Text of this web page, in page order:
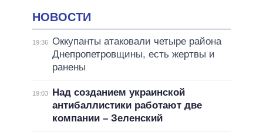
НОВОСТИ
19:36 Оккупанты атаковали четыре района
Днепропетровщины, есть жертвы и
ранены
19:03
Над созданием украинской
антибаллистики работают две
компании – Зеленский